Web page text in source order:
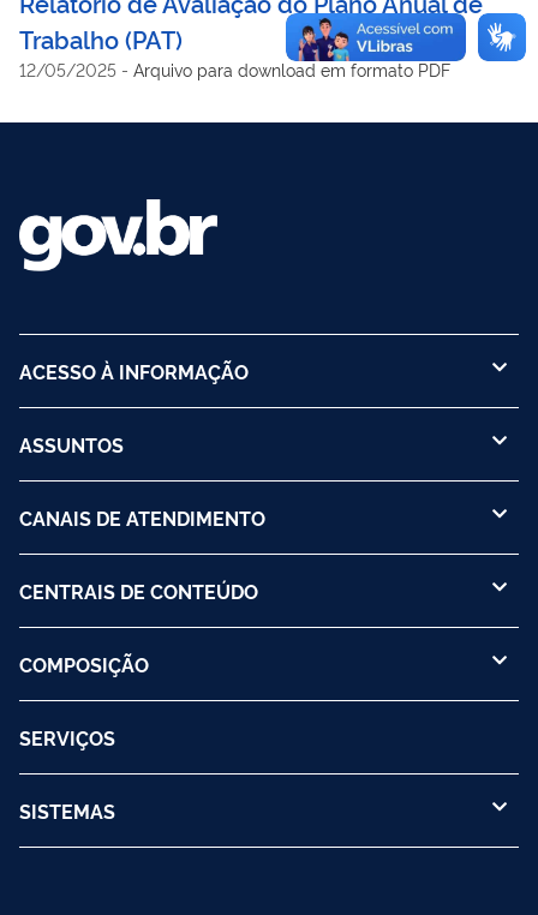
Trabalho (PAT)
12/05/2025 - Arquivo para download em formato PDF
ACESSO À INFORMAÇÃO
ASSUNTOS
CANAIS DE ATENDIMENTO
CENTRAIS DE CONTEÚDO
COMPOSIÇÃO
SERVIÇOS
SISTEMAS